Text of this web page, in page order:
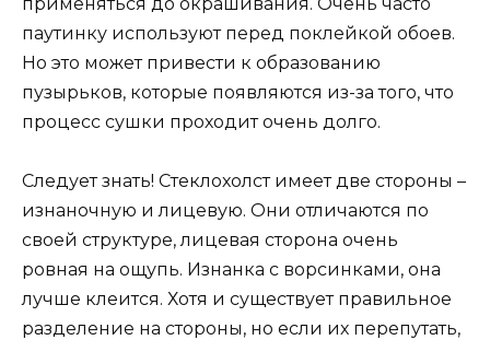
паутинку используют перед поклейкой обоев.
Но это может привести к образованию
пузырьков, которые появляются из-за того, что
процесс сушки проходит очень долго.
Следует знать! Стеклохолст имеет две стороны –
изнаночную и лицевую. Они отличаются по
своей структуре, лицевая сторона очень
ровная на ощупь. Изнанка с ворсинками, она
лучше клеится. Хотя и существует правильное
разделение на стороны, но если их перепутать,